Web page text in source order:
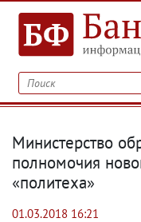
Министерство
полномочия
«политеха»
01.03.2018 16:21